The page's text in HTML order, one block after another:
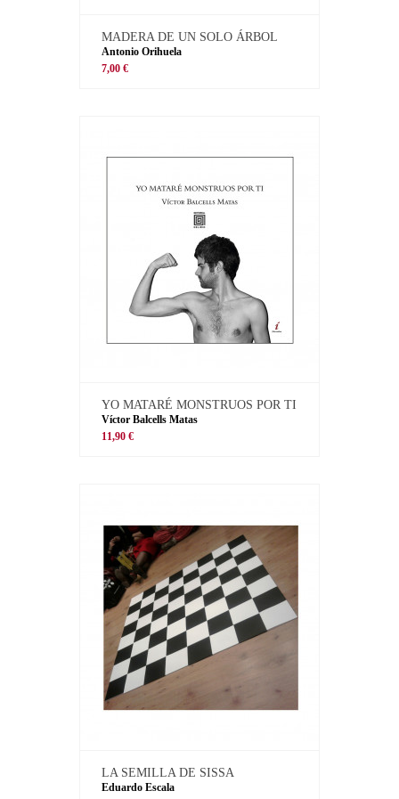
MADERA DE UN SOLO ÁRBOL
Antonio Orihuela
7,00 €
YO MATARÉ MONSTRUOS POR TI
Víctor Balcells Matas
11,90 €
LA SEMILLA DE SISSA
Eduardo Escala